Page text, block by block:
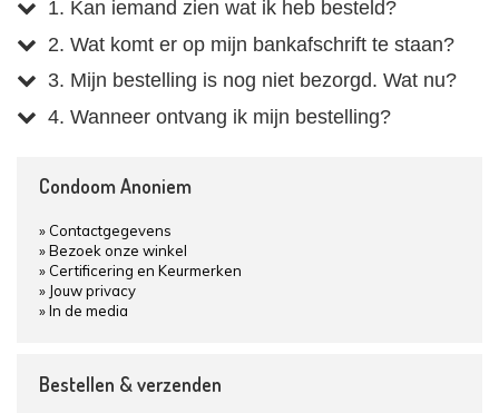
1. Kan iemand zien wat ik heb besteld?
2. Wat komt er op mijn bankafschrift te staan?
3. Mijn bestelling is nog niet bezorgd. Wat nu?
4. Wanneer ontvang ik mijn bestelling?
Condoom Anoniem
Contactgegevens
Bezoek onze winkel
Certificering en Keurmerken
Jouw privacy
In de media
Bestellen & verzenden